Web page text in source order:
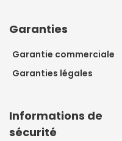
Garanties
Garantie commerciale
Garanties légales
Informations de
sécurité